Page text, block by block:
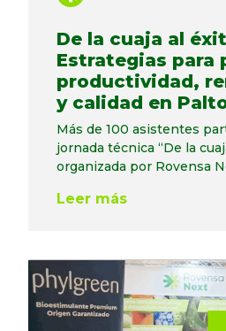
De la cuaja al
Estrategias para
productividad,
y calidad en
Más de 100 asistentes
jornada técnica “De la
organizada por Rovensa
Leer más